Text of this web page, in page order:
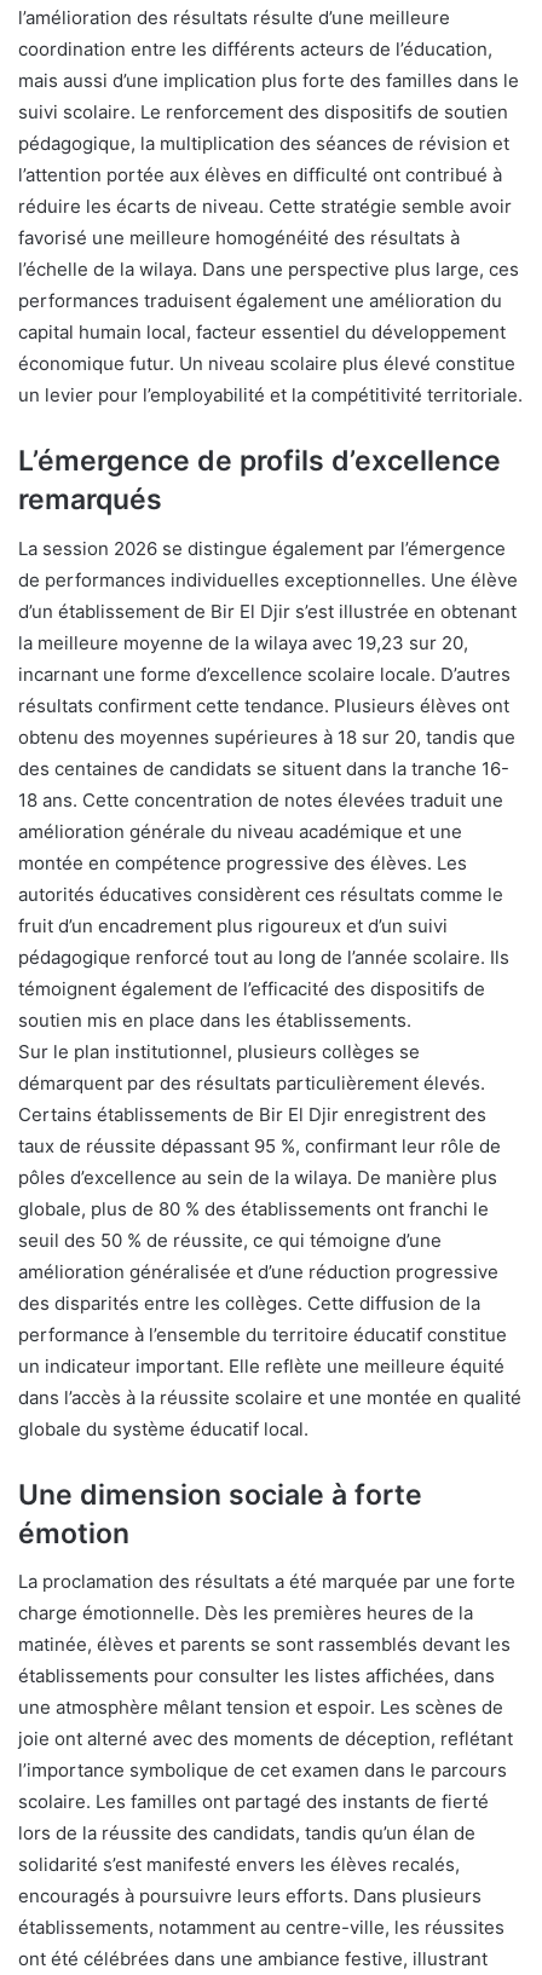
l’amélioration des résultats résulte d’une meilleure
coordination entre les différents acteurs de l’éducation,
mais aussi d’une implication plus forte des familles dans le
suivi scolaire. Le renforcement des dispositifs de soutien
pédagogique, la multiplication des séances de révision et
l’attention portée aux élèves en difficulté ont contribué à
réduire les écarts de niveau. Cette stratégie semble avoir
favorisé une meilleure homogénéité des résultats à
l’échelle de la wilaya. Dans une perspective plus large, ces
performances traduisent également une amélioration du
capital humain local, facteur essentiel du développement
économique futur. Un niveau scolaire plus élevé constitue
un levier pour l’employabilité et la compétitivité territoriale.
L’émergence de profils d’excellence
remarqués
La session 2026 se distingue également par l’émergence
de performances individuelles exceptionnelles. Une élève
d’un établissement de Bir El Djir s’est illustrée en obtenant
la meilleure moyenne de la wilaya avec 19,23 sur 20,
incarnant une forme d’excellence scolaire locale. D’autres
résultats confirment cette tendance. Plusieurs élèves ont
obtenu des moyennes supérieures à 18 sur 20, tandis que
des centaines de candidats se situent dans la tranche 16-
18 ans. Cette concentration de notes élevées traduit une
amélioration générale du niveau académique et une
montée en compétence progressive des élèves. Les
autorités éducatives considèrent ces résultats comme le
fruit d’un encadrement plus rigoureux et d’un suivi
pédagogique renforcé tout au long de l’année scolaire. Ils
témoignent également de l’efficacité des dispositifs de
soutien mis en place dans les établissements.
Sur le plan institutionnel, plusieurs collèges se
démarquent par des résultats particulièrement élevés.
Certains établissements de Bir El Djir enregistrent des
taux de réussite dépassant 95 %, confirmant leur rôle de
pôles d’excellence au sein de la wilaya. De manière plus
globale, plus de 80 % des établissements ont franchi le
seuil des 50 % de réussite, ce qui témoigne d’une
amélioration généralisée et d’une réduction progressive
des disparités entre les collèges. Cette diffusion de la
performance à l’ensemble du territoire éducatif constitue
un indicateur important. Elle reflète une meilleure équité
dans l’accès à la réussite scolaire et une montée en qualité
globale du système éducatif local.
Une dimension sociale à forte
émotion
La proclamation des résultats a été marquée par une forte
charge émotionnelle. Dès les premières heures de la
matinée, élèves et parents se sont rassemblés devant les
établissements pour consulter les listes affichées, dans
une atmosphère mêlant tension et espoir. Les scènes de
joie ont alterné avec des moments de déception, reflétant
l’importance symbolique de cet examen dans le parcours
scolaire. Les familles ont partagé des instants de fierté
lors de la réussite des candidats, tandis qu’un élan de
solidarité s’est manifesté envers les élèves recalés,
encouragés à poursuivre leurs efforts. Dans plusieurs
établissements, notamment au centre-ville, les réussites
ont été célébrées dans une ambiance festive, illustrant